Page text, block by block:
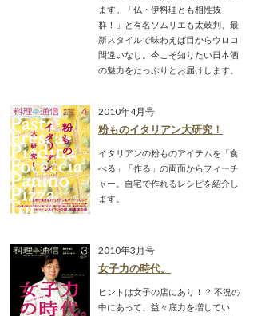
ます。「仏・伊料理とも相性抜
群！」と有名ソムリエも太鼓判、最
新スタイルで味わえば目からウロコ
間違いなし。今こそ知りたい日本酒
の魅力をたっぷりとお届けします。
2010年4月号
粉ものイタリアン大研究！
イタリアンの粉ものアイテムを「食
べる」「作る」の両面からフィーチ
ャー。自宅で作れるレシピを紹介し
ます。
2010年3月号
女子力の時代。
ヒントは女子の店にあり！？ 不況の
中にあって、益々底力を増してい